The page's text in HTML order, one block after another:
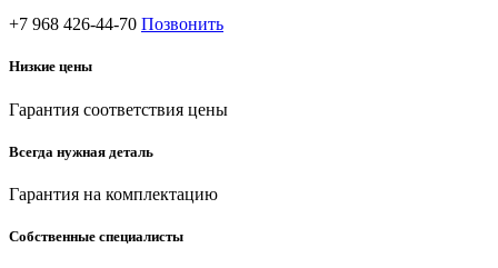
+7 968 426-44-70 Позвонить
Низкие цены
Гарантия соответствия цены
Всегда нужная деталь
Гарантия на комплектацию
Собственные специалисты